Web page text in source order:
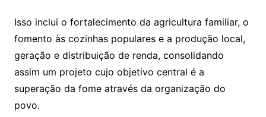
Isso inclui o fortalecimento da agricultura familiar, o
fomento às cozinhas populares e a produção local,
geração e distribuição de renda, consolidando
assim um projeto cujo objetivo central é a
superação da fome através da organização do
povo.